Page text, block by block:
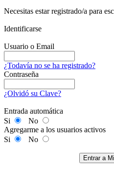
Necesitas estar registrado/a para
Identificarse
Usuario o Email
¿Todavía no se ha registrado?
Contraseña
¿Olvidó su Clave?
Entrada automática
Si
No
Agregarme a los usuarios activos
Si
No
Entrar a